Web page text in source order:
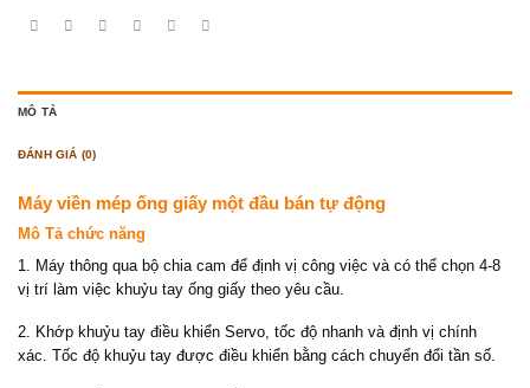
MÔ TẢ
ĐÁNH GIÁ (0)
Máy viền mép ống giấy một đầu bán tự động
Mô Tả chức năng
1. Máy thông qua bộ chia cam để định vị công việc và có thể chọn 4-8
vị trí làm việc khuỷu tay ống giấy theo yêu cầu.
2. Khớp khuỷu tay điều khiển Servo, tốc độ nhanh và định vị chính
xác. Tốc độ khuỷu tay được điều khiển bằng cách chuyển đổi tần số.